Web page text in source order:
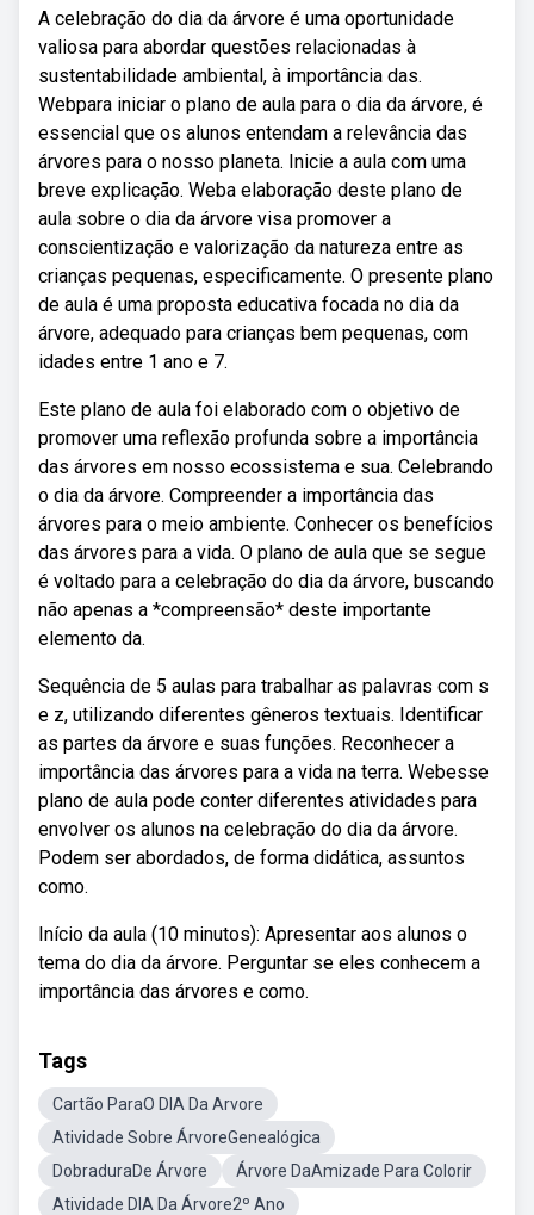
A celebração do dia da árvore é uma oportunidade
valiosa para abordar questões relacionadas à
sustentabilidade ambiental, à importância das.
Webpara iniciar o plano de aula para o dia da árvore, é
essencial que os alunos entendam a relevância das
árvores para o nosso planeta. Inicie a aula com uma
breve explicação. Weba elaboração deste plano de
aula sobre o dia da árvore visa promover a
conscientização e valorização da natureza entre as
crianças pequenas, especificamente. O presente plano
de aula é uma proposta educativa focada no dia da
árvore, adequado para crianças bem pequenas, com
idades entre 1 ano e 7.
Este plano de aula foi elaborado com o objetivo de
promover uma reflexão profunda sobre a importância
das árvores em nosso ecossistema e sua. Celebrando
o dia da árvore. Compreender a importância das
árvores para o meio ambiente. Conhecer os benefícios
das árvores para a vida. O plano de aula que se segue
é voltado para a celebração do dia da árvore, buscando
não apenas a *compreensão* deste importante
elemento da.
Sequência de 5 aulas para trabalhar as palavras com s
e z, utilizando diferentes gêneros textuais. Identificar
as partes da árvore e suas funções. Reconhecer a
importância das árvores para a vida na terra. Webesse
plano de aula pode conter diferentes atividades para
envolver os alunos na celebração do dia da árvore.
Podem ser abordados, de forma didática, assuntos
como.
Início da aula (10 minutos): Apresentar aos alunos o
tema do dia da árvore. Perguntar se eles conhecem a
importância das árvores e como.
Tags
Cartão ParaO DIA Da Arvore
Atividade Sobre ÁrvoreGenealógica
DobraduraDe Árvore
Árvore DaAmizade Para Colorir
Atividade DIA Da Árvore2º Ano